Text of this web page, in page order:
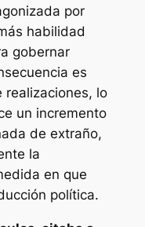
por
habilidad
gobernar
es
realizaciones, lo
un incremento
de extraño,
la
en que
política.